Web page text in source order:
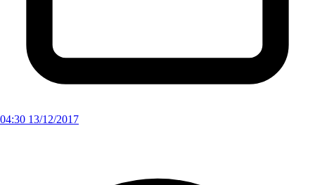
04:30 13/12/2017